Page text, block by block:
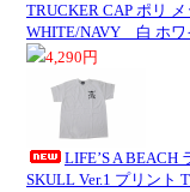
TRUCKER CAP ポリ
WHITE/NAVY 白 ホワ
4,290円
LIFE’S A BEACH
SKULL Ver.1 プリン